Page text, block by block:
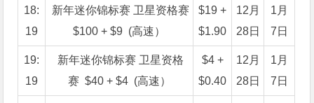
18:
19
新年迷你锦标赛 卫星资格赛
$100 + $9 (高速）
$19 +
$1.90
12月
28日
1月
7日
19:
19
新年迷你锦标赛 卫星资格
赛 $40 + $4 (高速）
$4 +
$0.40
12月
28日
1月
7日